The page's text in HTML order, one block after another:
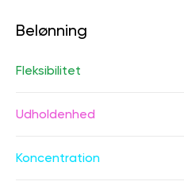
Belønning
Fleksibilitet
Udholdenhed
Koncentration